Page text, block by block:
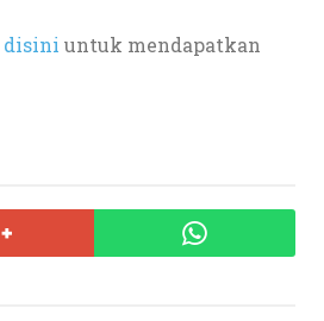
disini untuk mendapatkan